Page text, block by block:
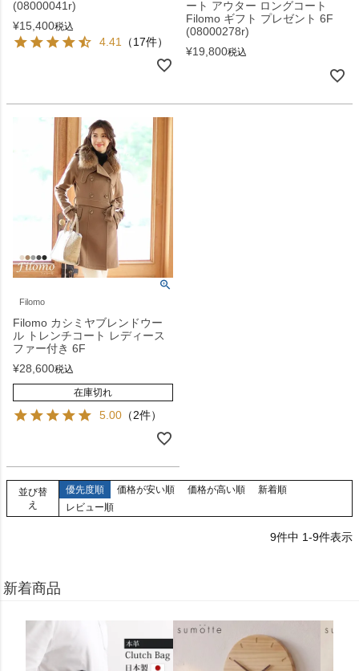
(08000041r)
¥15,400税込
4.41 （17件）
ート アウター ロングコート
Filomo ギフト プレゼント 6F
(08000278r)
¥19,800税込
Filomo
Filomo カシミヤブレンドウー
ル トレンチコート レディース
ファー付き 6F
¥28,600税込
在庫切れ
5.00 （2件）
並び替
え
優先度順 価格が安い順 価格が高い順
新着順
レビュー順
9件中 1-9件表示
新着商品